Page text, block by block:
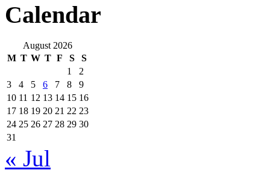
Calendar
August 2026
M T W T F S
S
1
2
3
4 5 6 7 8
9
10 11 12 13 14 15 16
17 18 19 20 21 22 23
24 25 26 27 28 29 30
31
« Jul